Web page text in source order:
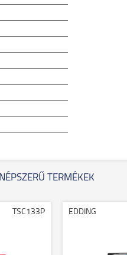
NÉPSZERŰ TERMÉKEK
TSC133P EDDING